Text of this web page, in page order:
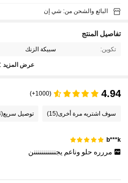
البائع والشحن من: شي إن
تفاصيل المنتج
تكوين: سبيكة الزنك
عرض المزيد
4.94
(1000+)
سوف اشتريه مرة أخرى(15) توصيل سريع(24)
b***k
مررره حلو وناعم يجنننننننننننن